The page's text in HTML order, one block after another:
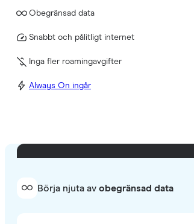
Obegränsad data
Snabbt och pålitligt internet
Inga fler roamingavgifter
Always On ingår
Börja njuta av obegränsad data